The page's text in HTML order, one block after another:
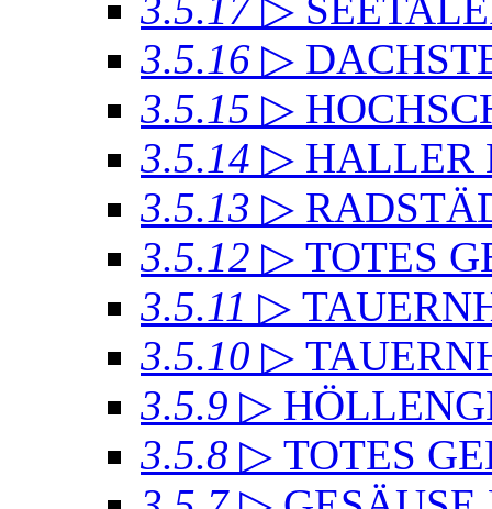
3.5.16 ▷
3.5.15 ▷
3.5.14 ▷ HALLER
3.5.13 ▷
3.5.12 ▷ TOTES
3.5.11 ▷
3.5.10 ▷
3.5.9 ▷
3.5.8 ▷ TOTES